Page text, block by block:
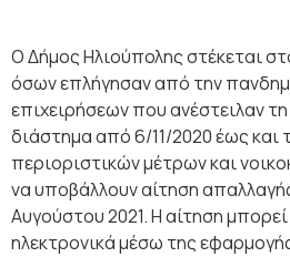
Ο Δήμος Ηλιούπολης στέκεται
όσων επλήγησαν από την
επιχειρήσεων που ανέστειλαν
διάστημα από 6/11/2020 έως και
περιοριστικών μέτρων και
να υποβάλλουν αίτηση
Αυγούστου 2021. Η αίτηση
ηλεκτρονικά μέσω της